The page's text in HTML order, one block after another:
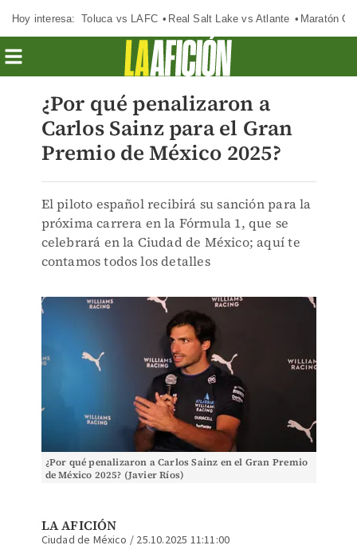
Hoy interesa: Toluca vs LAFC Real Salt Lake vs Atlante Maratón
¿Por qué penalizaron a
Carlos Sainz para el Gran
Premio de México 2025?
El piloto español recibirá su sanción para la
próxima carrera en la Fórmula 1, que se
celebrará en la Ciudad de México; aquí te
contamos todos los detalles
¿Por qué penalizaron a Carlos Sainz en el Gran Premio
de México 2025? (Javier Ríos)
LA AFICIÓN
Ciudad de México / 25.10.2025 11:11:00